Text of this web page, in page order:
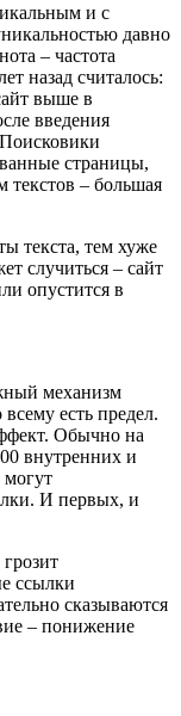
и с
давно
– частота
назад считалось:
выше в
введения
страницы,
текстов – большая
текста, тем хуже
случиться – сайт
опустится в
механизм
есть предел.
Обычно на
внутренних и
И первых, и
ссылки
сказываются
– понижение